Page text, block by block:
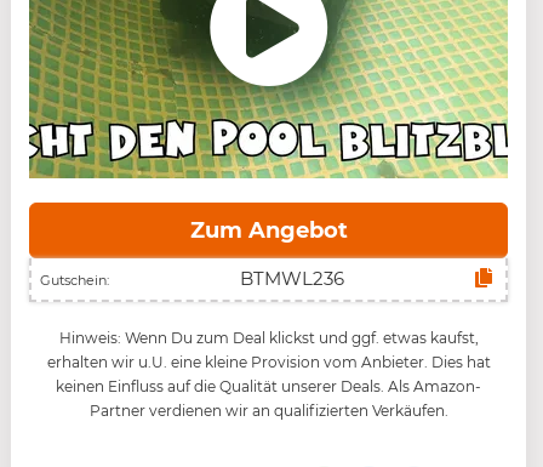
Zum Angebot
Gutschein:
Hinweis: Wenn Du zum Deal klickst und ggf. etwas kaufst,
erhalten wir u.U. eine kleine Provision vom Anbieter. Dies hat
keinen Einfluss auf die Qualität unserer Deals. Als Amazon-
Partner verdienen wir an qualifizierten Verkäufen.